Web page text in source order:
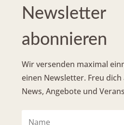
Newsletter
abonnieren
Wir versenden maximal
einen Newsletter. Freu
News, Angebote und